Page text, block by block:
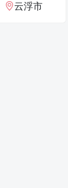
云浮市